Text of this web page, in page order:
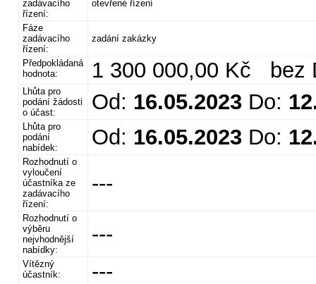
zadávacího
řízení:
otevřené řízení
Fáze
zadávacího
řízení:
zadání zakázky
Předpokládaná
hodnota:
1 300 000,00 Kč bez
Lhůta pro
podání žádosti
o účast:
Od: 16.05.2023 Do:
Lhůta pro
podání
nabídek:
Od: 16.05.2023 Do:
Rozhodnutí o
vyloučení
účastníka ze
zadávacího
řízení:
---
Rozhodnutí o
výběru
nejvhodnější
nabídky:
---
Vítězný
účastník:
---